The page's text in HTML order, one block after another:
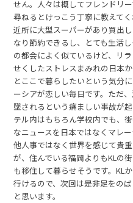
せん。人々は概してフレンドリ
尋ねるとけっこう丁寧に教えて
近所に大型スーパーがあり買出
なり節約できるし、とても生活
の都会によく似ているけど、リ
せくしたストレスまみれの日本
とここで暮らしたいという気分
ーシアが恋しい毎日です。ただ
墜されるという痛ましい事故が
テル内はもちろん学校内でも、
なニュースを日本ではなくマレ
他人事ではなく世界を感じて貴
が、住んでいる福岡よりもKLの
も移住して暮らせそうです。KL
行けるので、次回は是非足をの
と思います。